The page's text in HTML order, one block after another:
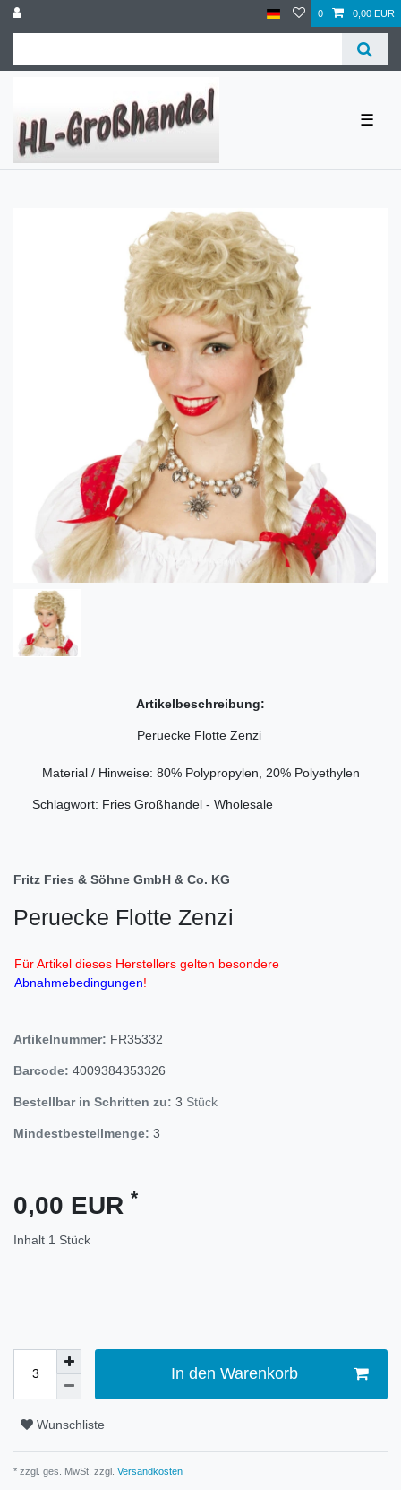
0 0,00 EUR
☰
Artikelbeschreibung:
Peruecke Flotte Zenzi
Material / Hinweise: 80% Polypropylen, 20% Polyethylen
Schlagwort: Fries Großhandel - Wholesale
Fritz Fries & Söhne GmbH & Co. KG
Peruecke Flotte Zenzi
Für Artikel dieses Herstellers gelten besondere
Abnahmebedingungen!
Artikelnummer: FR35332
Barcode: 4009384353326
Bestellbar in Schritten zu: 3 Stück
Mindestbestellmenge: 3
0,00 EUR *
Inhalt 1 Stück
In den Warenkorb
Wunschliste
* zzgl. ges. MwSt. zzgl. Versandkosten